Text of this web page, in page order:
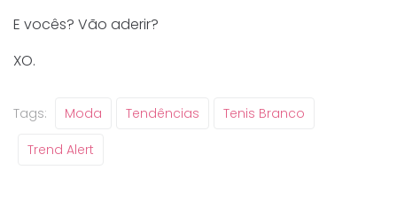
E vocês? Vão aderir?
XO.
Tags: Moda Tendências Tenis Branco
Trend Alert